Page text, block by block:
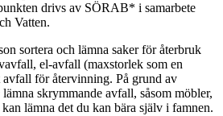
drivs av SÖRAB* i samarbete
Vatten.
sortera och lämna saker för återbruk
el-avfall (maxstorlek som en
för återvinning. På grund av
lämna skrymmande avfall, såsom möbler,
lämna det du kan bära själv i famnen.